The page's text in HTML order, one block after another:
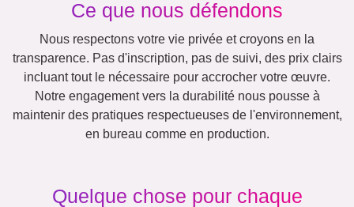
Vacances
Mariage